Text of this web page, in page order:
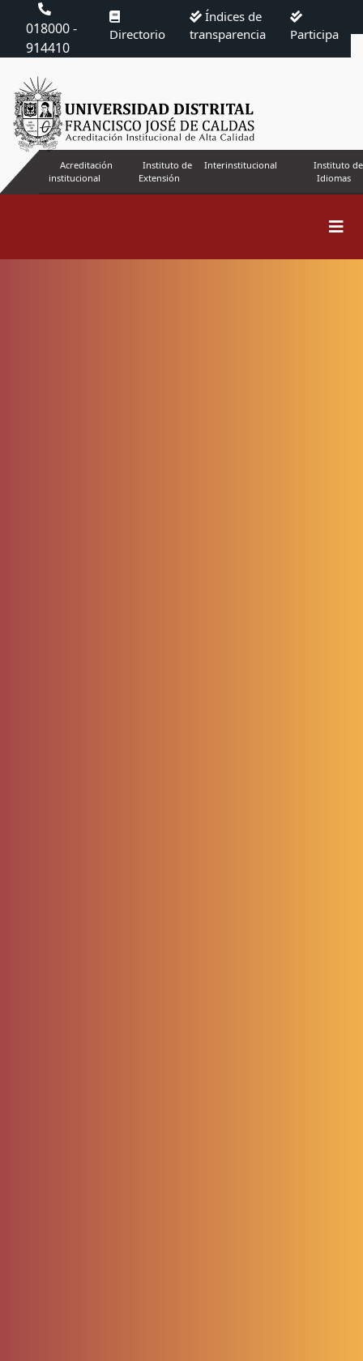
018000 -
914410
Directorio
Índices de
transparencia
Participa
Acreditación
institucional
Instituto de
Extensión
Interinstitucional
Instituto de
Idiomas